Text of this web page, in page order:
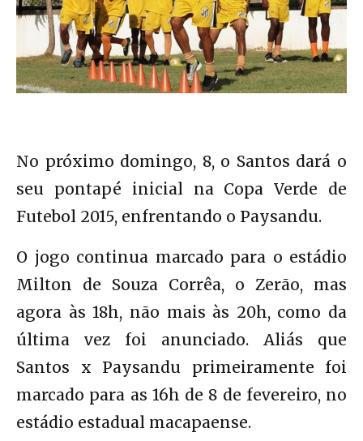
No próximo domingo, 8, o Santos dará o
seu pontapé inicial na Copa Verde de
Futebol 2015, enfrentando o Paysandu.
O jogo continua marcado para o estádio
Milton de Souza Corrêa, o Zerão, mas
agora às 18h, não mais às 20h, como da
última vez foi anunciado. Aliás que
Santos x Paysandu primeiramente foi
marcado para as 16h de 8 de fevereiro, no
estádio estadual macapaense.